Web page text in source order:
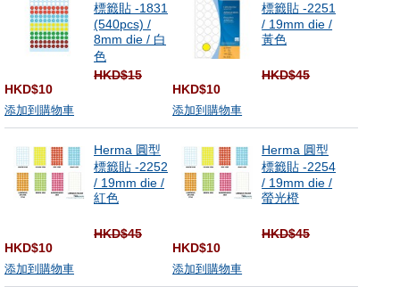
標籤貼 -1831
(540pcs) /
8mm die / 白
色
HKD$15
HKD$10
添加到購物車
標籤貼 -2251
/ 19mm die /
黃色
HKD$45
HKD$10
添加到購物車
Herma 圓型
標籤貼 -2252
/ 19mm die /
紅色
HKD$45
HKD$10
添加到購物車
Herma 圓型
標籤貼 -2254
/ 19mm die /
螢光橙
HKD$45
HKD$10
添加到購物車